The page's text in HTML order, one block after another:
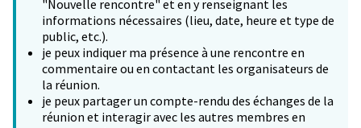
"Nouvelle rencontre" et en y renseignant les
informations nécessaires (lieu, date, heure et type de
public, etc.).
je peux indiquer ma présence à une rencontre en
commentaire ou en contactant les organisateurs de
la réunion.
je peux partager un compte-rendu des échanges de la
réunion et interagir avec les autres membres en